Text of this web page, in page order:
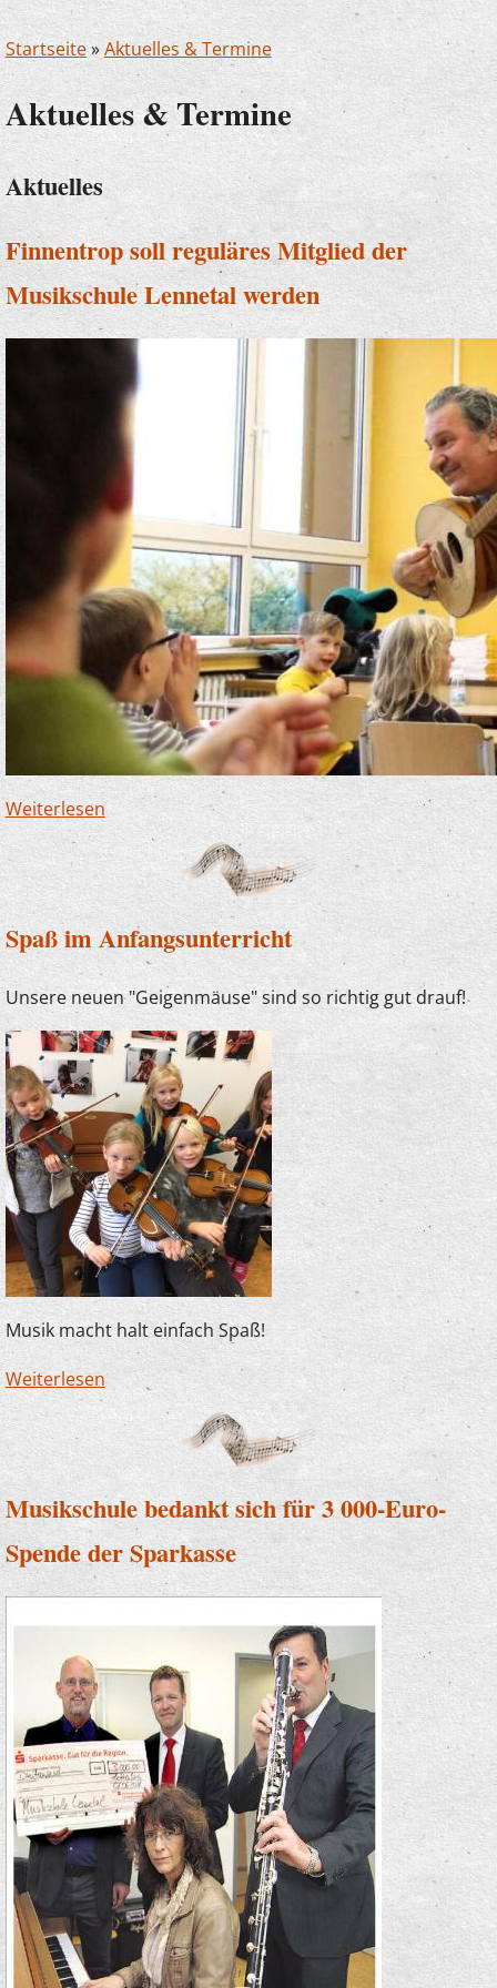
Startseite»Aktuelles & Termine
Aktuelles & Termine
Aktuelles
Finnentrop soll reguläres Mitglied der
Musikschule Lennetal werden
Weiterlesenüber Finnentrop soll reguläres Mitglied der
Musikschule Lennetal werden
Spaß im Anfangsunterricht
Unsere neuen "Geigenmäuse" sind so richtig gut drauf!
Musik macht halt einfach Spaß!
Weiterlesen über Spaß im Anfangsunterricht
Musikschule bedankt sich für 3 000-Euro-
Spende der Sparkasse